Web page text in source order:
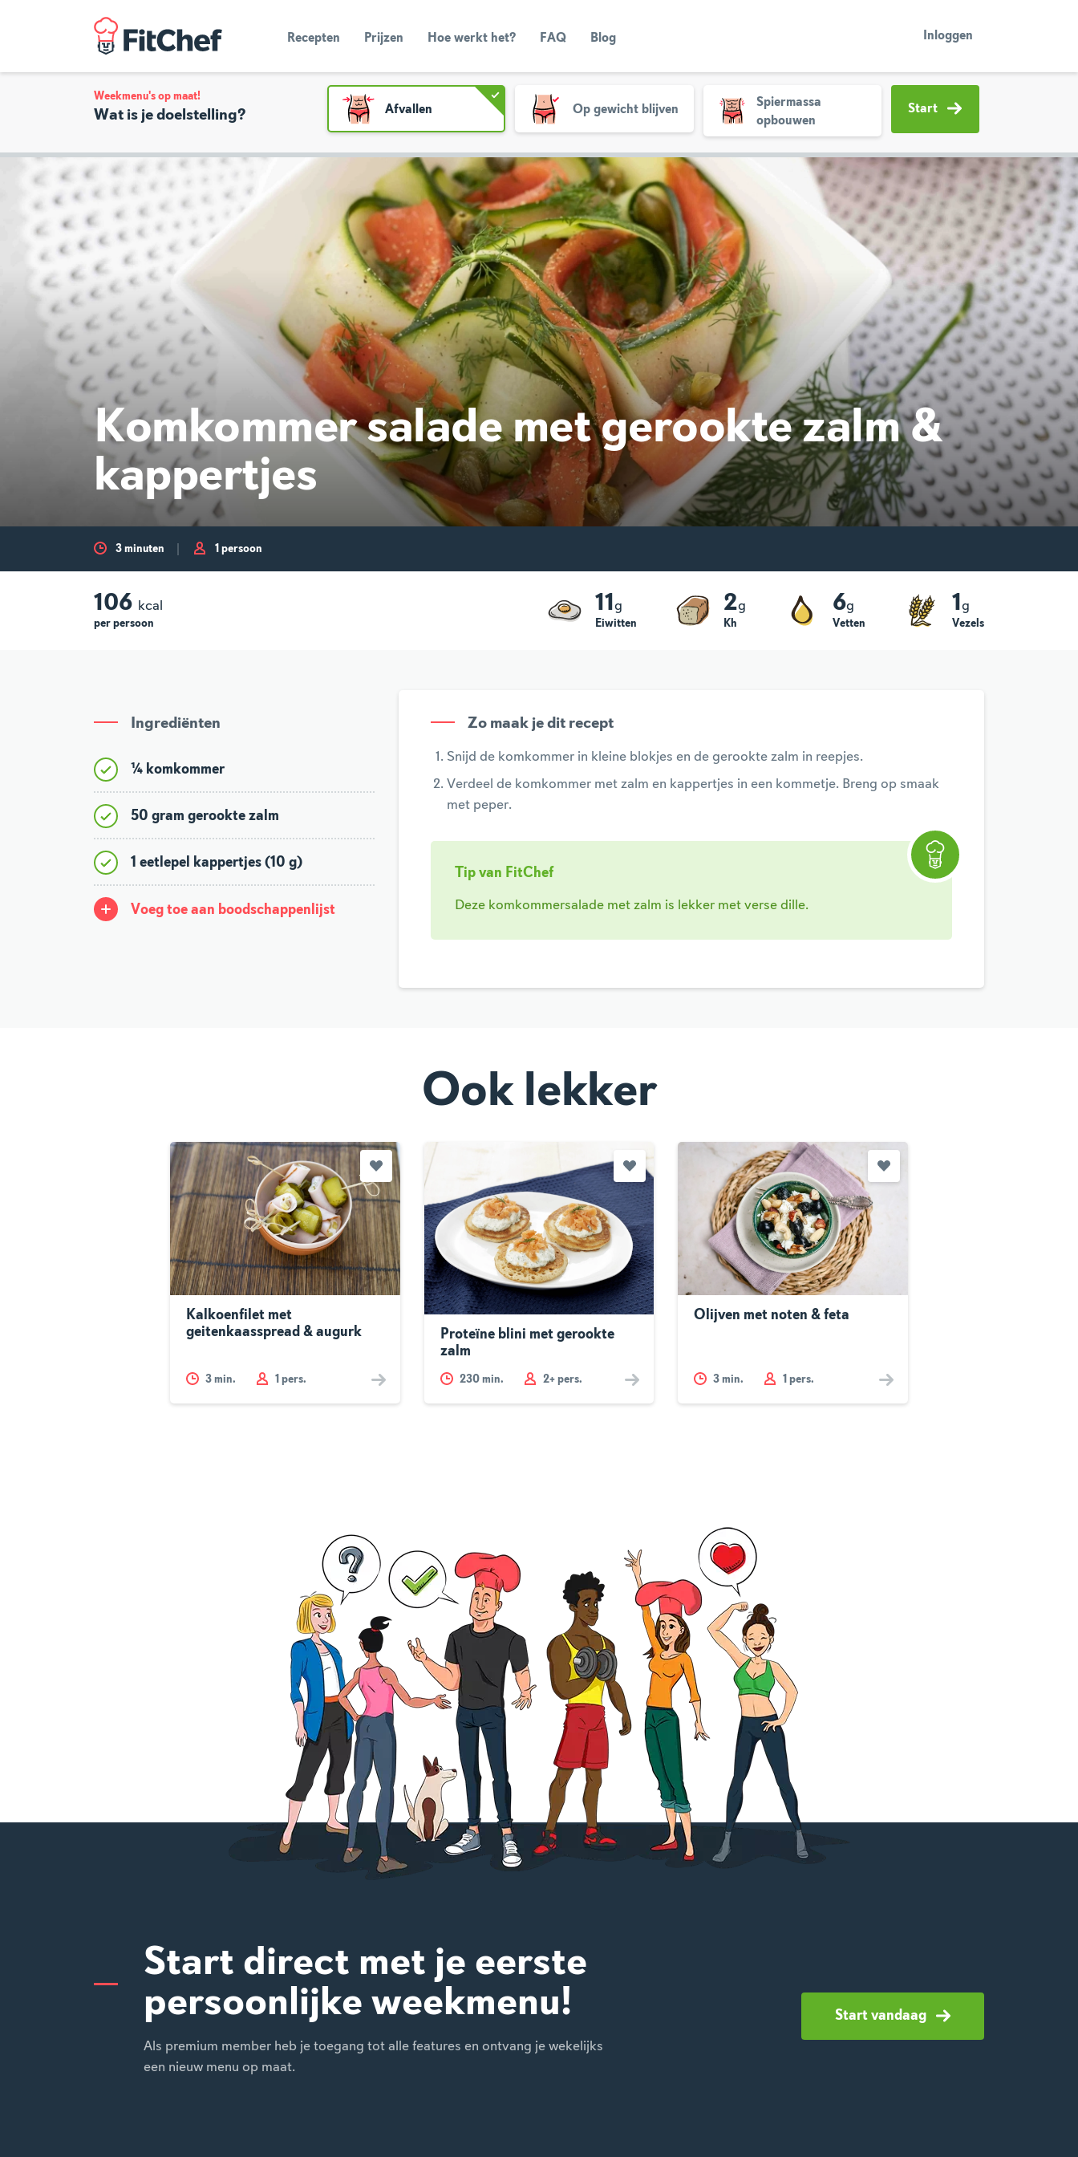
Recepten Prijzen Hoe werkt het? FAQ Blog Inloggen
Weekmenu's op maat!
Wat is je doelstelling? Afvallen Op gewicht blijven
Spiermassa
opbouwen
Start
Komkommer salade met gerookte zalm &
kappertjes
3 minuten 1 persoon
106 kcal
per persoon
11g
Eiwitten
2g
Kh
6g
Vetten
1g
Vezels
Ingrediënten
¼ komkommer
50 gram gerookte zalm
1 eetlepel kappertjes (10 g)
Voeg toe aan boodschappenlijst
Zo maak je dit recept
Snijd de komkommer in kleine blokjes en de gerookte zalm in reepjes.
Verdeel de komkommer met zalm en kappertjes in een kommetje. Breng op smaak
met peper.
Tip van FitChef
Deze komkommersalade met zalm is lekker met verse dille.
Ook lekker
Kalkoenfilet met
geitenkaasspread & augurk
3 min. 1 pers.
Proteïne blini met gerookte
zalm
230min. 2+ pers.
Olijven met noten & feta
3 min. 1 pers.
Start direct met je eerste
persoonlijke weekmenu!
Als premium member heb je toegang tot alle features en ontvang je wekelijks
een nieuw menu op maat.
Start vandaag